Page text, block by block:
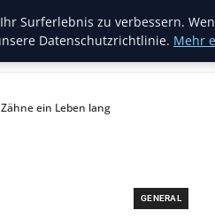
ein Leben lang
GENERAL
Surferlebnis zu verbessern.
Datenschutzrichtlinie. Mehr